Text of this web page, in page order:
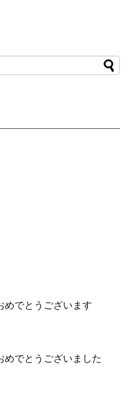
めでとうございます
めでとうございました